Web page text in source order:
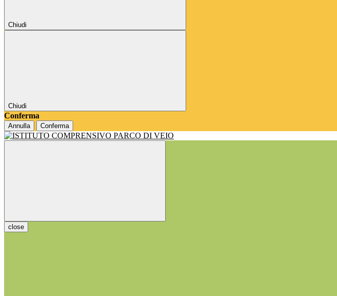
Chiudi
Chiudi
Conferma
Annulla Conferma
close